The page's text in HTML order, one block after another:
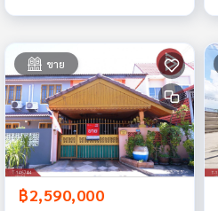
ขาย
฿2,590,000